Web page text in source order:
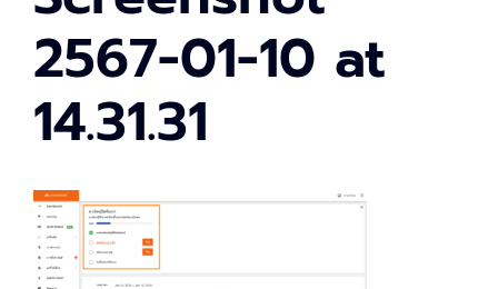
2567-01-10 at
14.31.31